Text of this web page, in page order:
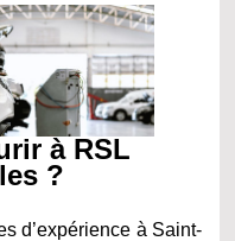
à RSL
?
d’expérience à Saint-